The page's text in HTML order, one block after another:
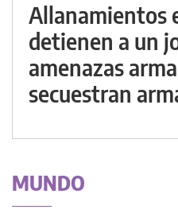
Allanamientos
detienen a un
amenazas
secuestran
MUNDO